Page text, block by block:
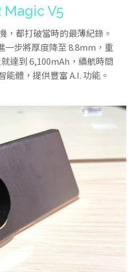
Magic V5
，都打破當時的最薄紀錄。
一步將厚度降至 8.8mm，重
達到 6,100mAh，續航時間
能體，提供豐富 A.I. 功能。